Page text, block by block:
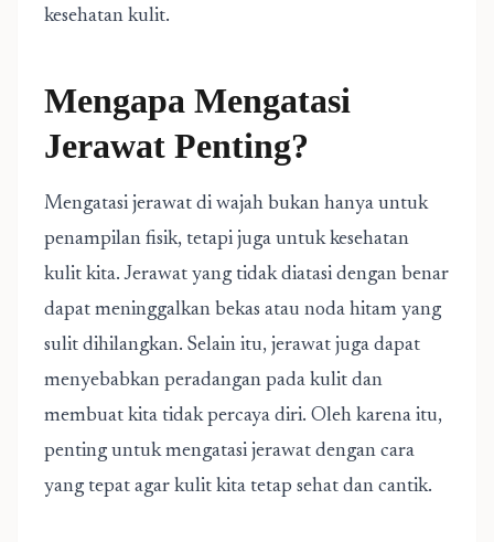
kesehatan kulit.
Mengapa Mengatasi
Jerawat Penting?
Mengatasi jerawat di wajah bukan hanya untuk
penampilan fisik, tetapi juga untuk kesehatan
kulit kita. Jerawat yang tidak diatasi dengan benar
dapat meninggalkan bekas atau noda hitam yang
sulit dihilangkan. Selain itu, jerawat juga dapat
menyebabkan peradangan pada kulit dan
membuat kita tidak percaya diri. Oleh karena itu,
penting untuk mengatasi jerawat dengan cara
yang tepat agar kulit kita tetap sehat dan cantik.